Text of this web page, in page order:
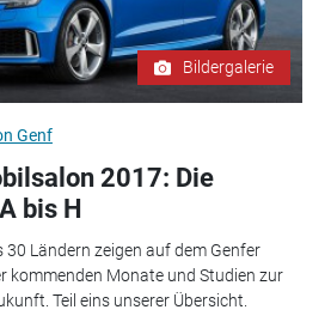
Bildergalerie
Genf
2017: Die
bis H
30 Ländern zeigen auf dem Genfer
kommenden Monate und Studien zur
Teil eins unserer Übersicht.